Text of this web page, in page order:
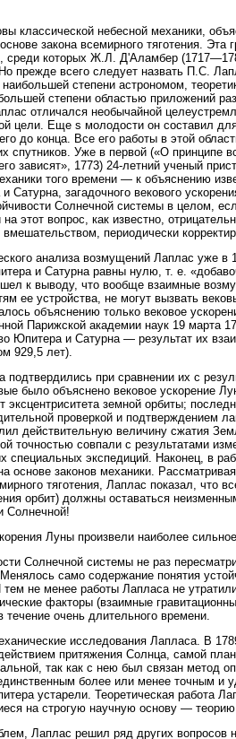
классической небесной механики,
закона всемирного тяготения. Эта
среди которых Ж.Л. Д'Аламбер
прежде всего следует назвать П.С.
степени астрономом,
степени областью приложений
отличался необычайной
цели. Еще s молодости он составил
до конца. Все его работы в этой
спутников. Уже в первой («О принципе
зависят», 1773) 24-летний ученый
того времени — к объяснению
Сатурна, загадочного векового
Солнечной системы в целом,
этот вопрос, как известно,
периодически
анализа возмущений Лаплас уже в
и Сатурна равны нулю, т. е.
к выводу, что вообще взаимные
ее устройства, не могут вызвать
объяснению только вековое
Парижской академии наук 19 марта
Юпитера и Сатурна — результат их
929,5 лет).
подтвердились при сравнении их с
было объяснено вековое ускорение
эксцентриситета земной орбиты;
проверкой и подтверждением
действительную величину сжатия
точностью совпали с результатами
специальных экспедиций. Наконец, в
основе законов механики.
тяготения, Лаплас показал, что
орбит) должны оставаться
Солнечной!
Луны произвели наиболее
Солнечной системы не раз
само содержание понятия
не менее работы Лапласа не
факторы (взаимные
очень длительного времени.
исследования Лапласа. В
притяжения Солнца, самой
так как с нею был связан метод
более или менее точным и
устарели. Теоретическая работа
на строгую научную основу —
Лаплас решил ряд других вопросов